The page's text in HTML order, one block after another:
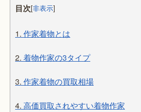
目次[非表示]
1. 作家着物とは
2. 着物作家の3タイプ
3. 作家着物の買取相場
4. 高価買取されやすい着物作家